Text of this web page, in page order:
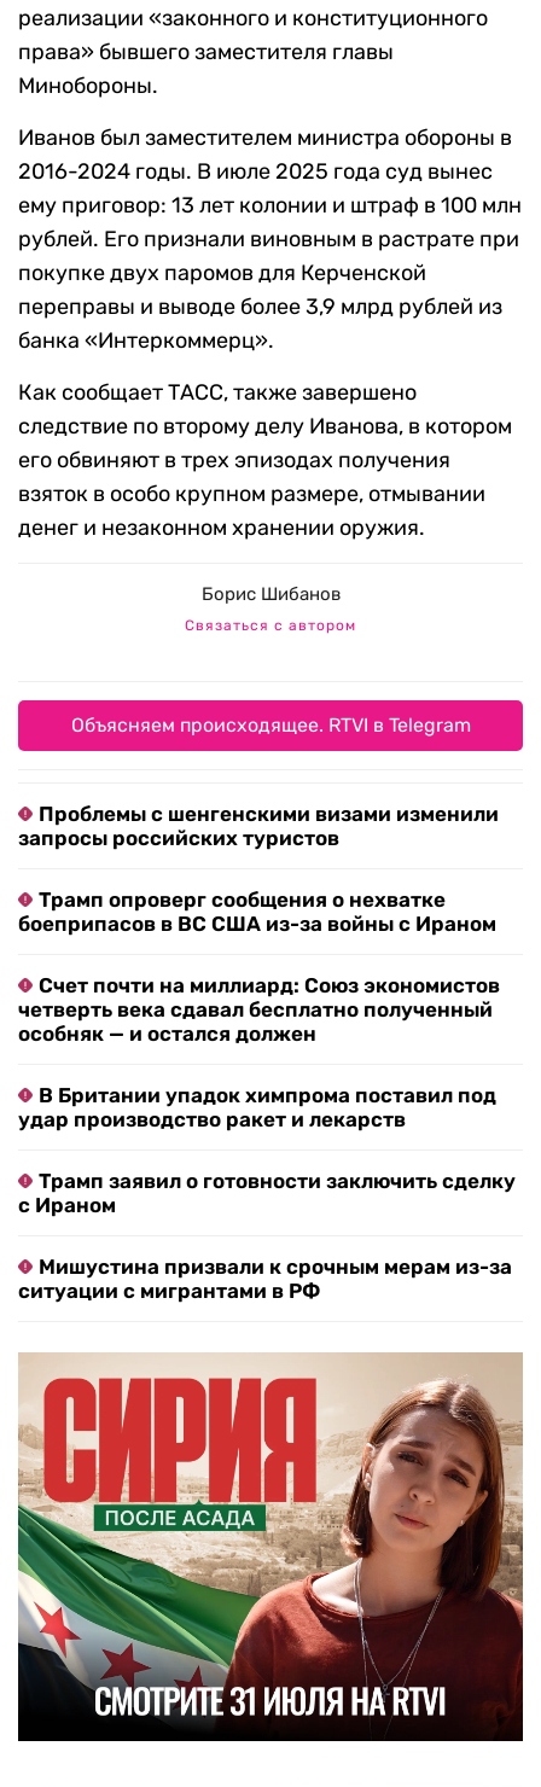
реализации «законного и конституционного
права» бывшего заместителя главы
Минобороны.
Иванов был заместителем министра обороны в
2016-2024 годы. В июле 2025 года суд вынес
ему приговор: 13 лет колонии и штраф в 100 млн
рублей. Его признали виновным в растрате при
покупке двух паромов для Керченской
переправы и выводе более 3,9 млрд рублей из
банка «Интеркоммерц».
Как сообщает ТАСС, также завершено
следствие по второму делу Иванова, в котором
его обвиняют в трех эпизодах получения
взяток в особо крупном размере, отмывании
денег и незаконном хранении оружия.
Борис Шибанов
Связаться с автором
Объясняем происходящее. RTVI в Telegram
Проблемы с шенгенскими визами изменили
запросы российских туристов
Трамп опроверг сообщения о нехватке
боеприпасов в ВС США из-за войны с Ираном
Счет почти на миллиард: Союз экономистов
четверть века сдавал бесплатно полученный
особняк — и остался должен
В Британии упадок химпрома поставил под
удар производство ракет и лекарств
Трамп заявил о готовности заключить сделку
с Ираном
Мишустина призвали к срочным мерам из-за
ситуации с мигрантами в РФ